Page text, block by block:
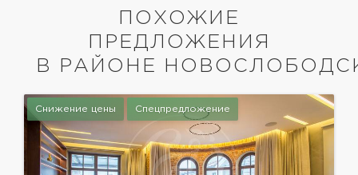
ПОХОЖИЕ
ПРЕДЛОЖЕНИЯ
В РАЙОНЕ
Снижение цены Спецпредложение